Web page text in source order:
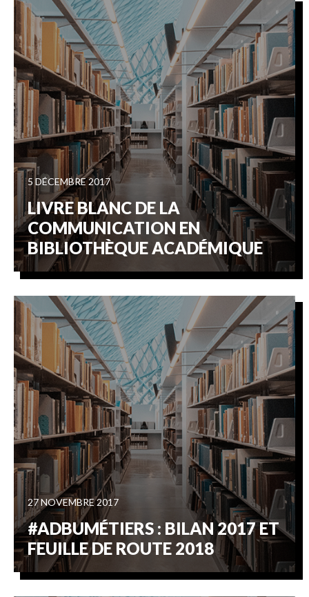
5 DÉCEMBRE 2017
LIVRE BLANC DE LA
COMMUNICATION EN
BIBLIOTHÈQUE ACADÉMIQUE
27 NOVEMBRE 2017
#ADBUMÉTIERS : BILAN 2017 ET
FEUILLE DE ROUTE 2018